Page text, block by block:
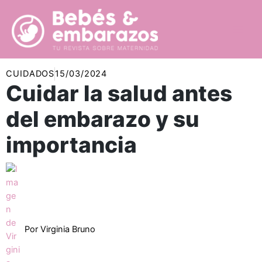
contenido
CUIDADOS15/03/2024
Cuidar la salud antes
del embarazo y su
importancia
Por Virginia Bruno